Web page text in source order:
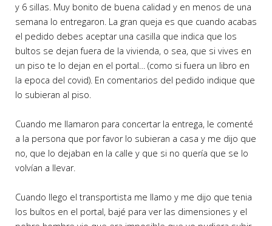
y 6 sillas. Muy bonito de buena calidad y en menos de una
semana lo entregaron. La gran queja es que cuando acabas
el pedido debes aceptar una casilla que indica que los
bultos se dejan fuera de la vivienda, o sea, que si vives en
un piso te lo dejan en el portal… (como si fuera un libro en
la epoca del covid). En comentarios del pedido indique que
lo subieran al piso.
Cuando me llamaron para concertar la entrega, le comenté
a la persona que por favor lo subieran a casa y me dijo que
no, que lo dejaban en la calle y que si no quería que se lo
volvían a llevar.
Cuando llego el transportista me llamo y me dijo que tenia
los bultos en el portal, bajé para ver las dimensiones y el